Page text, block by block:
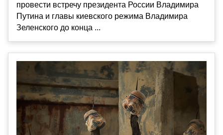
провести встречу президента России Владимира
Путина и главы киевского режима Владимира
Зеленского до конца ...